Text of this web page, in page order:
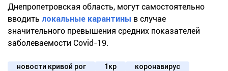
Днепропетровская область, могут самостоятельно
вводить локальные карантины в случае
значительного превышения средних показателей
заболеваемости Covid-19.
новости кривой рог 1кр коронавирус